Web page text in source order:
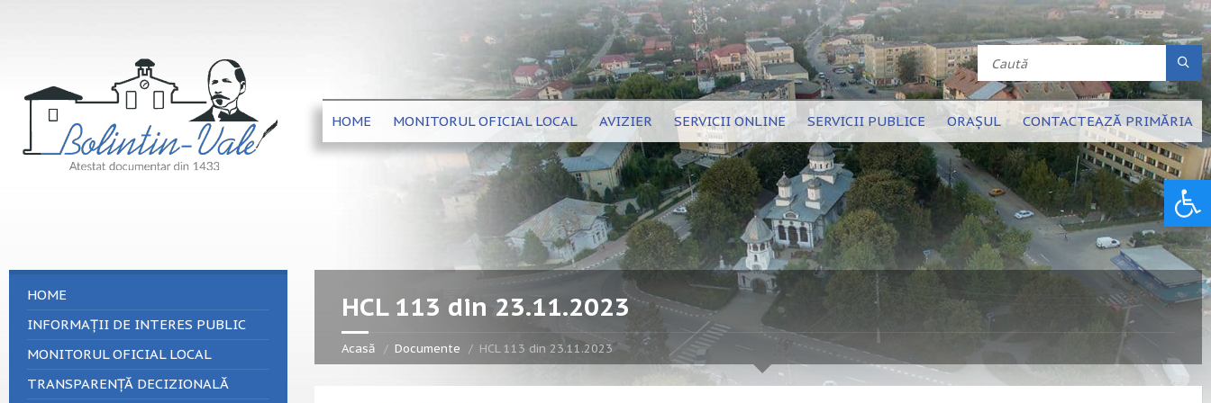
HOME MONITORUL OFICIAL LOCAL AVIZIER SERVICII ONLINE SERVICII PUBLICE ORAȘUL CONTACTEAZĂ PRIMĂRIA
HCL 113 din 23.11.2023
Acasă Documente HCL 113 din 23.11.2023
HOME
INFORMAȚII DE INTERES PUBLIC
MONITORUL OFICIAL LOCAL
TRANSPARENȚĂ DECIZIONALĂ
Deschide bara de unelte